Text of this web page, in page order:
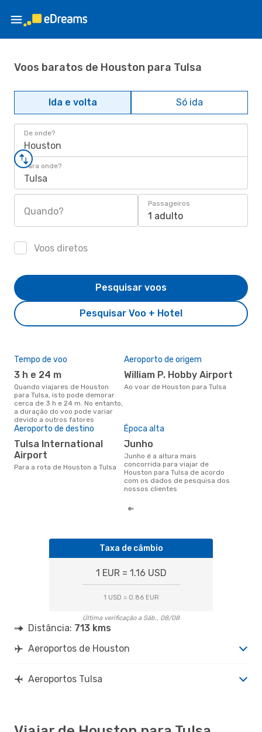
Voos baratos de Houston para Tulsa
Ida e volta Só ida
De onde?
Houston
Para onde?
Tulsa
Quando?
Passageiros
1 adulto
Voos diretos
Pesquisar Voo + Hotel
Pesquisar voos
Tempo de voo
3 h e 24 m
Quando viajares de Houston
para Tulsa, isto pode demorar
cerca de 3 h e 24 m. No entanto,
a duração do voo pode variar
devido a outros fatores
Aeroporto de origem
William P. Hobby Airport
Ao voar de Houston para Tulsa
Aeroporto de destino
Tulsa International
Airport
Para a rota de Houston a Tulsa
Época alta
junho
junho é a altura mais
concorrida para viajar de
Houston para Tulsa de acordo
com os dados de pesquisa dos
nossos clientes
Taxa de câmbio
1 EUR = 1.16 USD
1 USD = 0.86 EUR
Última verificação a Sáb., 08/08
Distância: 713 kms
Aeroportos de Houston
Aeroportos Tulsa